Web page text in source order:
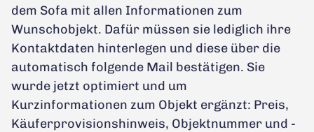
dem Sofa mit allen Informationen zum
Wunschobjekt. Dafür müssen sie lediglich ihre
Kontaktdaten hinterlegen und diese über die
automatisch folgende Mail bestätigen. Sie
wurde jetzt optimiert und um
Kurzinformationen zum Objekt ergänzt: Preis,
Käuferprovisionshinweis, Objektnummer und -